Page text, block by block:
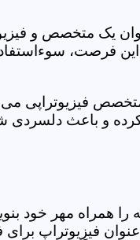
یک متخصص و
فرصت،
فیزیوتراپی
و باعث دلسردی
همراه مهر خود
فیزیوتراپ برای